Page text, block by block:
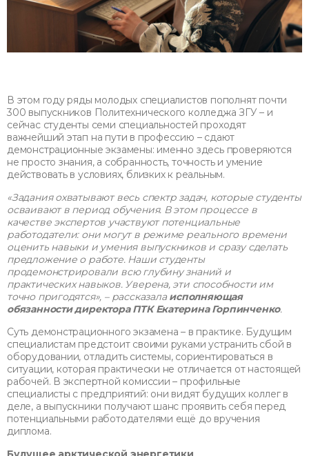
В этом году ряды молодых специалистов пополнят почти
300 выпускников Политехнического колледжа ЗГУ – и
сейчас студенты семи специальностей проходят
важнейший этап на пути в профессию – сдают
демонстрационные экзамены: именно здесь проверяются
не просто знания, а собранность, точность и умение
действовать в условиях, близких к реальным.
«Задания охватывают весь спектр задач, которые студенты
осваивают в период обучения. В этом процессе в
качестве экспертов участвуют потенциальные
работодатели: они могут в режиме реального времени
оценить навыки и умения выпускников и сразу сделать
предложение о работе. Наши студенты
продемонстрировали всю глубину знаний и
практических навыков. Уверена, эти способности им
точно пригодятся», – рассказала исполняющая
обязанности директора ПТК Екатерина Горпинченко.
Суть демонстрационного экзамена – в практике. Будущим
специалистам предстоит своими руками устранить сбой в
оборудовании, отладить системы, сориентироваться в
ситуации, которая практически не отличается от настоящей
рабочей. В экспертной комиссии – профильные
специалисты с предприятий: они видят будущих коллег в
деле, а выпускники получают шанс проявить себя перед
потенциальными работодателями ещё до вручения
диплома.